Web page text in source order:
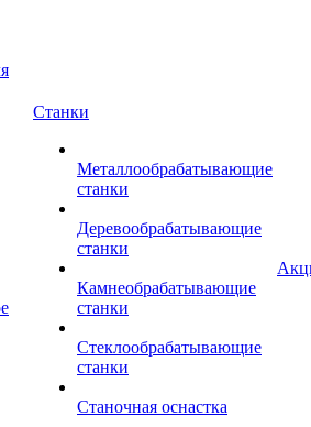
Станки
Металлообрабатывающие
станки
Деревообрабатывающие
станки
Камнеобрабатывающие
станки
Стеклообрабатывающие
станки
Станочная оснастка